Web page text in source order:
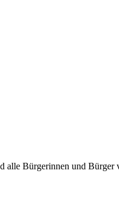
alle Bürgerinnen und Bürger